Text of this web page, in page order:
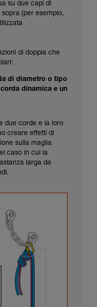
su due capi di
(per esempio,
di doppia che
di diametro o tipo
dinamica e un
due corde e la loro
creare effetti di
sulla maglia
caso in cui la
larga da